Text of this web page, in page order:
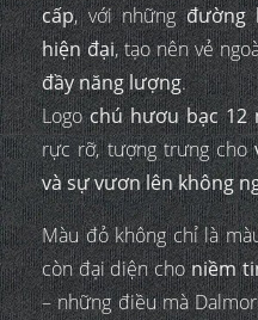
cấp, với nhữngđường
hiện đại, tạo nên vẻ
đầy năng lượng.
Logochú hươu bạc 12
rực rỡ, tượng trưng cho
và sự vươn lên không
Màu đỏ không chỉ là
còn đại diện choniềm
– những điều mà